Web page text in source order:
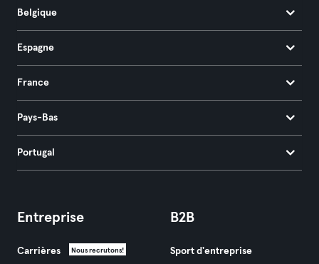
Belgique
Espagne
France
Pays-Bas
Portugal
Entreprise
Carrières Nous recrutons!
B2B
Sport d'entreprise